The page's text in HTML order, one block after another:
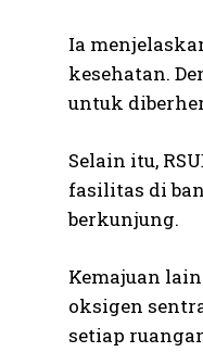
Ia
kesehatan.
untuk
Selain itu,
fasilitas di
berkunjung.
Kemajuan
oksigen
setiap